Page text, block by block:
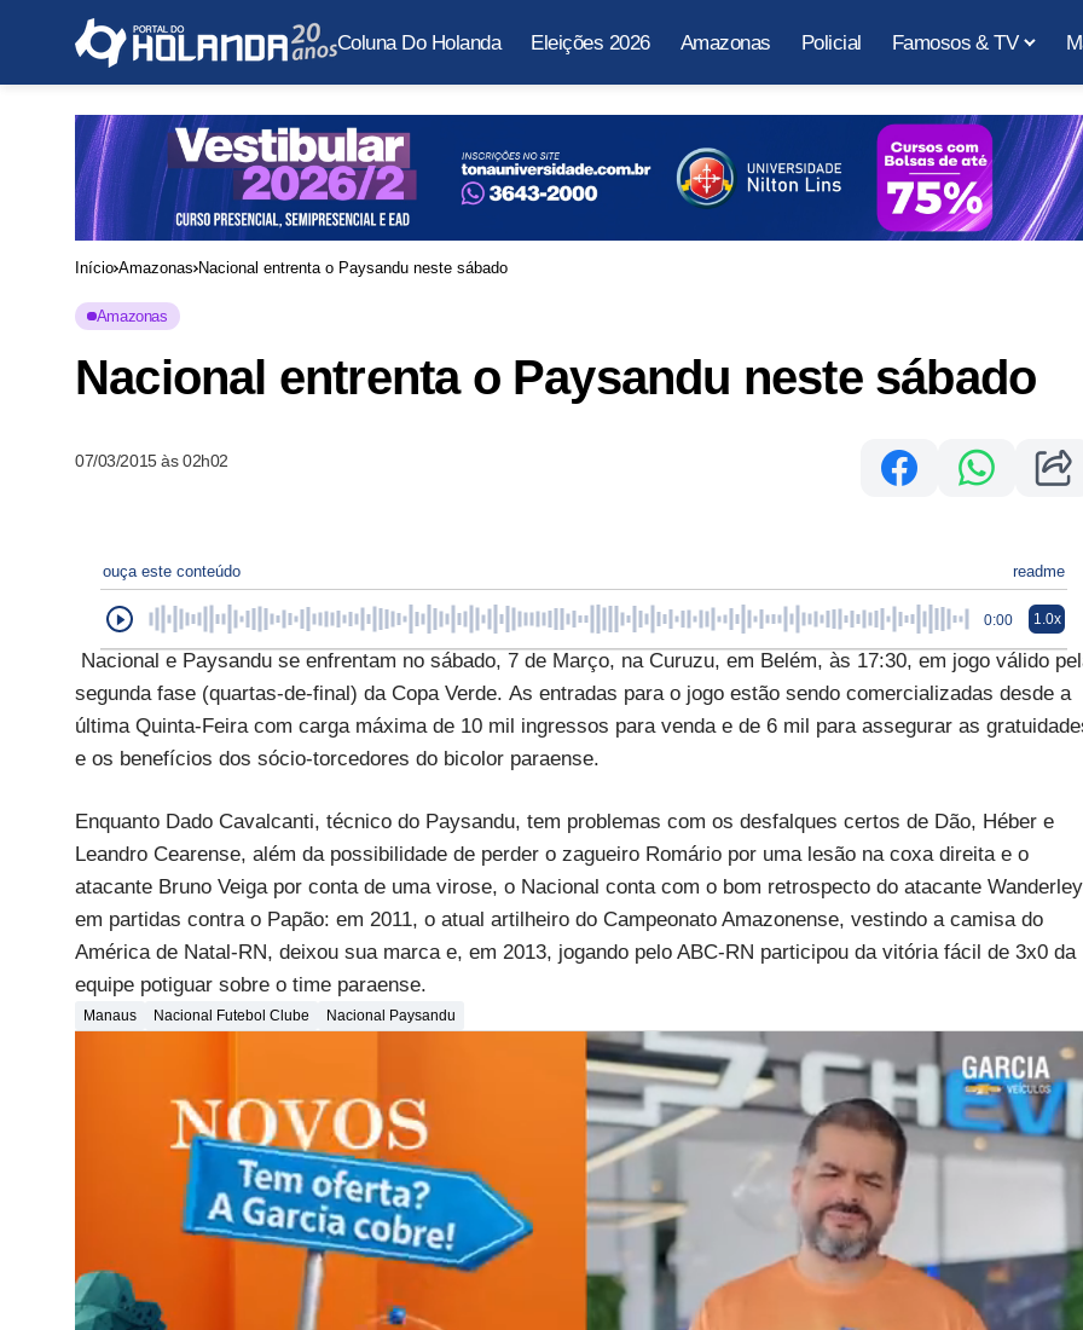
Coluna Do Holanda Eleições 2026 Amazonas Policial Famosos & TV
Início Amazonas Nacional entrenta o Paysandu neste sábado
Amazonas
Nacional entrenta o Paysandu neste sábado
07/03/2015 às 02h02
ouça este conteúdo readme
0:00 1.0x
Nacional e Paysandu se enfrentam no sábado, 7 de Março, na Curuzu, em Belém, às 17:30, em jogo válido
segunda fase (quartas-de-final) da Copa Verde. As entradas para o jogo estão sendo comercializadas desde a
última Quinta-Feira com carga máxima de 10 mil ingressos para venda e de 6 mil para assegurar as
e os benefícios dos sócio-torcedores do bicolor paraense.
Enquanto Dado Cavalcanti, técnico do Paysandu, tem problemas com os desfalques certos de Dão, Héber e
Leandro Cearense, além da possibilidade de perder o zagueiro Romário por uma lesão na coxa direita e o
atacante Bruno Veiga por conta de uma virose, o Nacional conta com o bom retrospecto do atacante Wanderley
em partidas contra o Papão: em 2011, o atual artilheiro do Campeonato Amazonense, vestindo a camisa do
América de Natal-RN, deixou sua marca e, em 2013, jogando pelo ABC-RN participou da vitória fácil de 3x0 da
equipe potiguar sobre o time paraense.
Manaus Nacional Futebol Clube Nacional Paysandu